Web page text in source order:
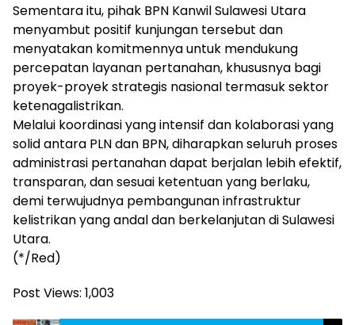
Sementara itu, pihak BPN Kanwil Sulawesi Utara
menyambut positif kunjungan tersebut dan
menyatakan komitmennya untuk mendukung
percepatan layanan pertanahan, khususnya bagi
proyek-proyek strategis nasional termasuk sektor
ketenagalistrikan.
Melalui koordinasi yang intensif dan kolaborasi yang
solid antara PLN dan BPN, diharapkan seluruh proses
administrasi pertanahan dapat berjalan lebih efektif,
transparan, dan sesuai ketentuan yang berlaku,
demi terwujudnya pembangunan infrastruktur
kelistrikan yang andal dan berkelanjutan di Sulawesi
Utara.
(*/Red)
Post Views: 1,003